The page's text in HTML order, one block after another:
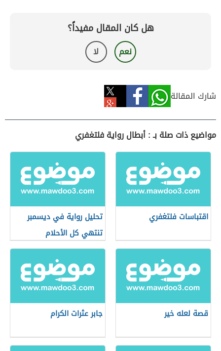
هل كان المقال مفيداً؟
نعم لا
شارك المقالة
مواضيع ذات صلة بـ : أبطال رواية فلتغفري
اقتباسات فلتغفري
تحليل رواية في ديسمبر
تنتهي كل الأحلام
قصة لعله خير جابر عثرات الكرام